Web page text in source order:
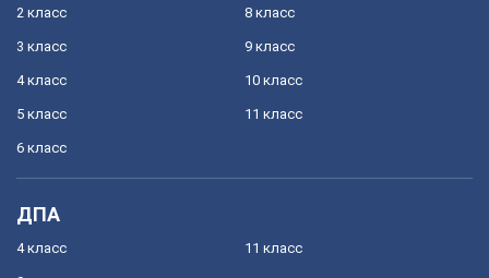
2 класс
3 класс
4 класс
5 класс
6 класс
8 класс
9 класс
10 класс
11 класс
ДПА
4 класс 11 класс